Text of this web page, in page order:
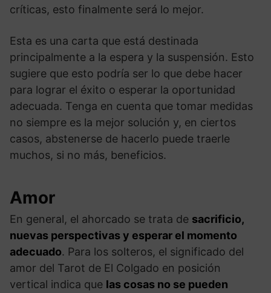
críticas, esto finalmente será lo mejor.
Esta es una carta que está destinada
principalmente a la espera y la suspensión. Esto
sugiere que esto podría ser lo que debe hacer
para lograr el éxito o esperar la oportunidad
adecuada. Tenga en cuenta que tomar medidas
no siempre es la mejor solución y, en ciertos
casos, abstenerse de hacerlo puede traerle
muchos, si no más, beneficios.
Amor
En general, el ahorcado se trata de sacrificio,
nuevas perspectivas y esperar el momento
adecuado. Para los solteros, el significado del
amor del Tarot de El Colgado en posición
vertical indica que las cosas no se pueden